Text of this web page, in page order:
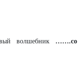
волшебник …….со